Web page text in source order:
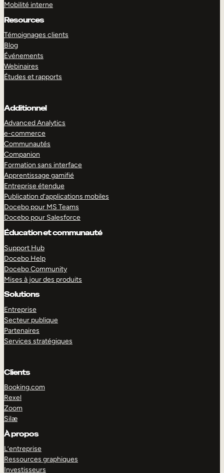
Mobilité interne
Resources
Témoignages clients
Blog
Événements
Webinaires
Études et rapports
Additionnel
Advanced Analytics
e-commerce
Communautés
Companion
Formation sans interface
Apprentissage gamifié
Entreprise étendue
Publication d’applications mobiles
Docebo pour MS Teams
Docebo pour Salesforce
Éducation et communauté
Support Hub
Docebo Help
Docebo Community
Mises à jour des produits
Solutions
Entreprise
Secteur publique
Partenaires
Services stratégiques
Clients
Booking.com
Rexel
Zoom
Silæ
À propos
L’entreprise
Ressources graphiques
Investisseurs